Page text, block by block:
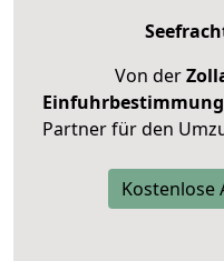
Von der
Einfuhrbestimmung
Partner für den
Kostenlose